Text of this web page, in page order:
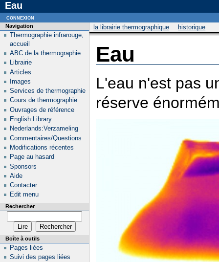
Eau
la librairie thermographique historique
Eau
L'eau n'est pas
réserve
Navigation
Thermographie infrarouge,
accueil
ABC de la thermographie
Librairie
Articles
Images
Services de thermographie
Cours de thermographie
Ouvrages de référence
English:Library
Nederlands:Verzameling
Commentaires/Questions
Modifications récentes
Page au hasard
Sponsors
Aide
Contacter
Edit menu
Rechercher
Boîte à outils
Pages liées
Suivi des pages liées
connexion